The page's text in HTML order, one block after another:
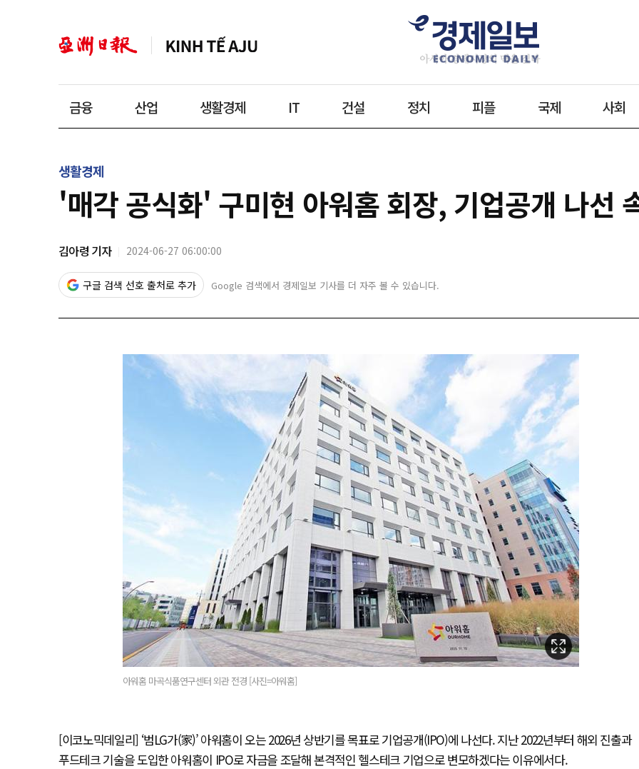
금융 산업 생활경제 IT 건설 정치 피플 국제 사회
생활경제
'매각 공식화' 구미현 아워홈 회장, 기업공개 나선
김아령 기자 2024-06-27 06:00:00
구글 검색 선호 출처로 추가 Google 검색에서 경제일보 기사를 더 자주 볼 수 있습니다.
아워홈 마곡식품연구센터 외관 전경 [사진=아워홈]
[이코노믹데일리] ‘범LG가(家)’ 아워홈이 오는 2026년 상반기를 목표로 기업공개(IPO)에 나선다. 지난 2022년부터 해외 진출과
푸드테크 기술을 도입한 아워홈이 IPO로 자금을 조달해 본격적인 헬스테크 기업으로 변모하겠다는 이유에서다.